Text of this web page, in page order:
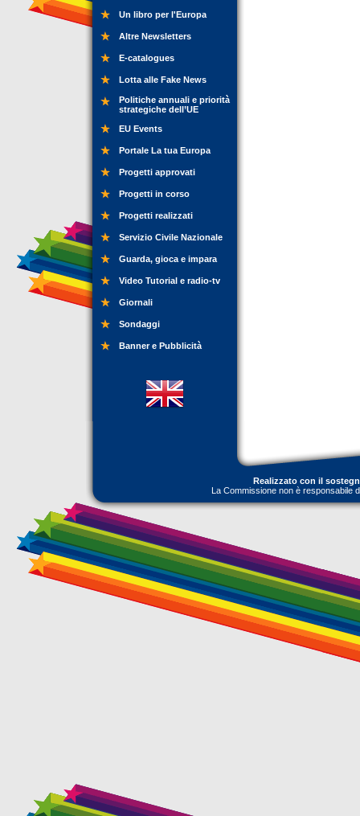
Un libro per l'Europa
Altre Newsletters
E-catalogues
Lotta alle Fake News
Politiche annuali e priorità
strategiche dell’UE
EU Events
Portale La tua Europa
Progetti approvati
Progetti in corso
Progetti realizzati
Servizio Civile Nazionale
Guarda, gioca e impara
Video Tutorial e radio-tv
Giornali
Sondaggi
Banner e Pubblicità
Realizzato con il
La Commissione non è responsabile